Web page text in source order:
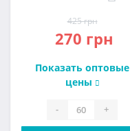
425 грн
270 грн
Показать оптовые
цены
- +